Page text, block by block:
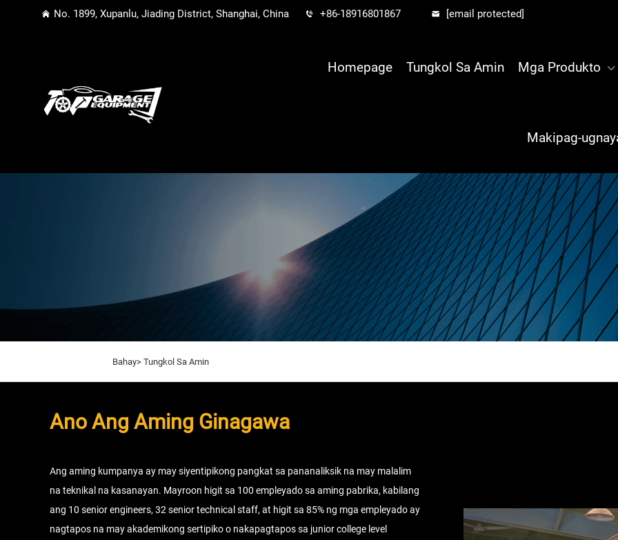
No. 1899, Xupanlu, Jiading District, Shanghai, China +86-18916801867 [email protected]
Homepage Tungkol Sa Amin Mga Produkto
Makipag-
Bahay> Tungkol Sa Amin
Ano Ang Aming Ginagawa
Ang aming kumpanya ay may siyentipikong pangkat sa pananaliksik na may malalim
na teknikal na kasanayan. Mayroon higit sa 100 empleyado sa aming pabrika, kabilang
ang 10 senior engineers, 32 senior technical staff, at higit sa 85% ng mga empleyado ay
nagtapos na may akademikong sertipiko o nakapagtapos sa junior college level